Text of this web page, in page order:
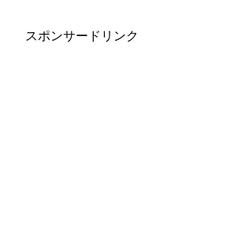
スポンサードリンク